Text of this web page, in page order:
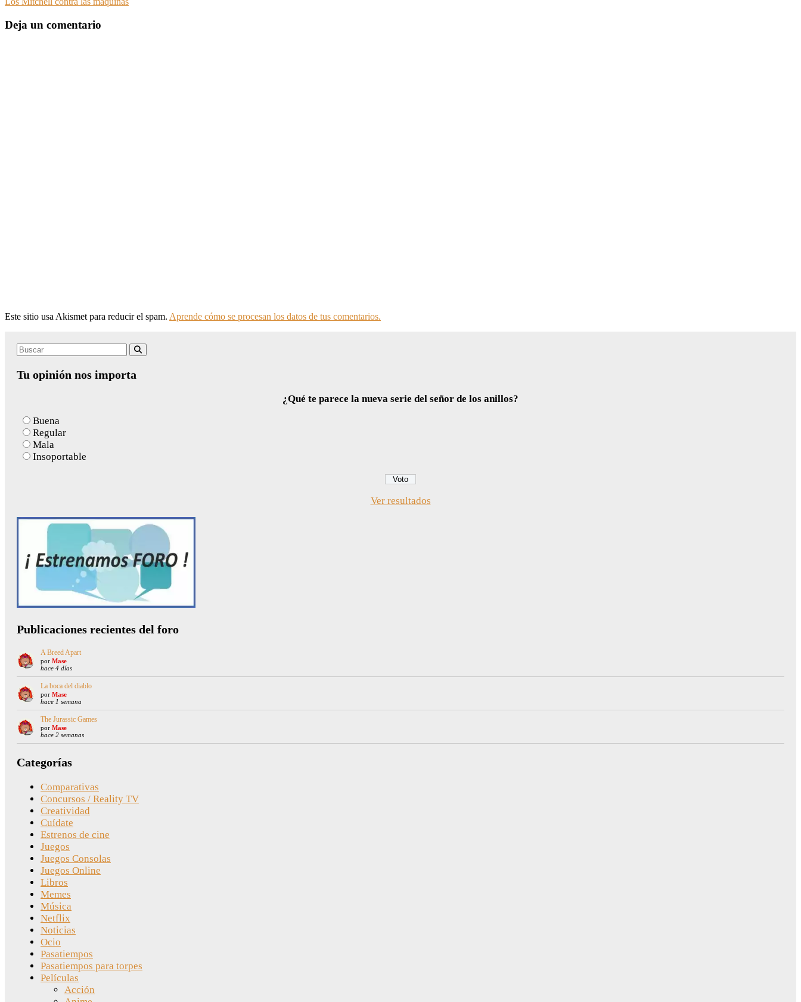
Deja un comentario
Este sitio usa Akismet para reducir el spam. Aprende cómo se procesan los datos de tus comentarios.
Search
Tu opinión nos importa
¿Qué te parece la nueva serie del señor de los anillos?
Buena
Regular
Mala
Insoportable
Ver resultados
Publicaciones recientes del foro
A Breed Apart
por Mase
hace 4 días
La boca del diablo
por Mase
hace 1 semana
The Jurassic Games
por Mase
hace 2 semanas
Categorías
Comparativas
Concursos / Reality TV
Creatividad
Cuídate
Estrenos de cine
Juegos
Juegos Consolas
Juegos Online
Libros
Memes
Música
Netflix
Noticias
Ocio
Pasatiempos
Pasatiempos para torpes
Películas
Acción